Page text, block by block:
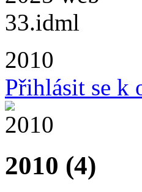
2010
Přihlásit se k
2010 (4)